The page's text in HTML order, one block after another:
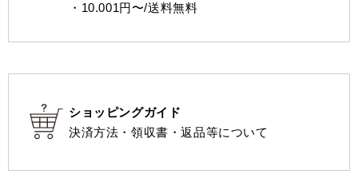
・10.001円〜/送料無料
ショッピングガイド
決済方法・領収書・返品等について